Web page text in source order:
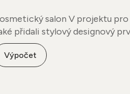
salon V projektu pro kosmetický salon jsme nejen rozdělili prostor, ale
přidali stylový designový
Výpočet